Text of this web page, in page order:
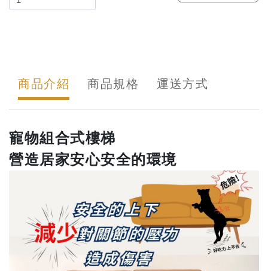
商品介紹 商品規格 運送方式
寵物組合式樓梯
營造居家安心安全的環境